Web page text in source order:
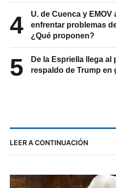
4
U. de Cuenca y
enfrentar problemas
¿Qué proponen?
5
De la Espriella llega
respaldo de Trump en
LEER A CONTINUACIÓN